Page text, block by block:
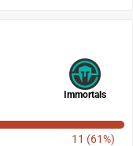
Immortals
11 (61%)